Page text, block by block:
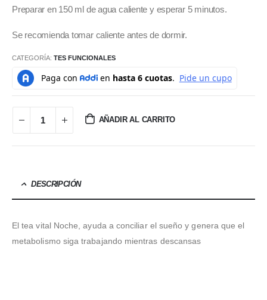
Preparar en 150 ml de agua caliente y esperar 5 minutos.
Se recomienda tomar caliente antes de dormir.
CATEGORÍA: TES FUNCIONALES
AÑADIR AL CARRITO
DESCRIPCIÓN
El tea vital Noche, ayuda a conciliar el sueño y genera que el
metabolismo siga trabajando mientras descansas